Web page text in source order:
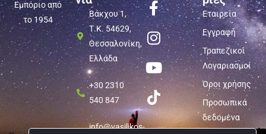
Εμπόριο από
το 1954
Βάκχου 1,
Τ.Κ. 54629,
Θεσσαλονίκη,
Ελλάδα
+30 2310
540 847
info@vasilikos-
Εταιρεία
Εγγραφή
Τραπεζικοί
Λογαριασμοί
Όροι χρήσης
Προσωπικά
δεδομένα